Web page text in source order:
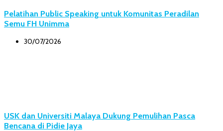
Pelatihan Public Speaking untuk Komunitas Peradilan
Semu FH Unimma
30/07/2026
USK dan Universiti Malaya Dukung Pemulihan Pasca
Bencana di Pidie Jaya